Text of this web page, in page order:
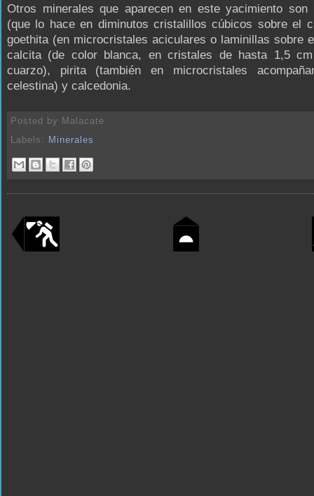
Otros minerales que aparecen en este yacimiento son
(que lo hace en diminutos cristalillos cúbicos sobre el
goethita (en microcristales aciculares o laminillas sobre
calcita (de color blanca, en cristales de hasta 1,5
cuarzo), pirita (también en microcristales
celestina) y calcedonia.
Posted by Malacate
Labels:
Minerales